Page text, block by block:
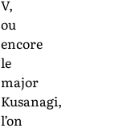
V,
ou
encore
le
major
Kusanagi,
l’on